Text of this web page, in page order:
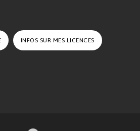
INFOS SUR MES LICENCES